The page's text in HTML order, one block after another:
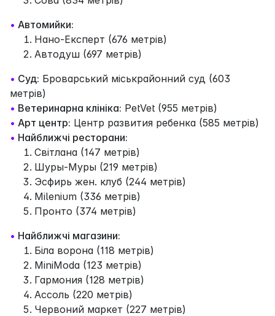
• Автомийки:
Нано-Експерт (676 метрів)
Автодуш (697 метрів)
• Суд: Броварський міськрайонний суд (603
метрів)
• Ветеринарна клініка: PetVet (955 метрів)
• Арт центр: Центр развития ребенка (585 метрів)
• Найближчі ресторани:
Світлана (147 метрів)
Шуры-Муры (219 метрів)
Эсфирь жен. клуб (244 метрів)
Milenium (336 метрів)
Пронто (374 метрів)
• Найближчі магазини:
Біла ворона (118 метрів)
MiniModa (123 метрів)
Гармония (128 метрів)
Ассоль (220 метрів)
Червоний маркет (227 метрів)